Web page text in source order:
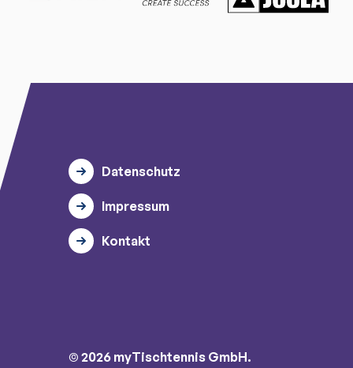
Datenschutz
Impressum
Kontakt
© 2026 myTischtennis GmbH.